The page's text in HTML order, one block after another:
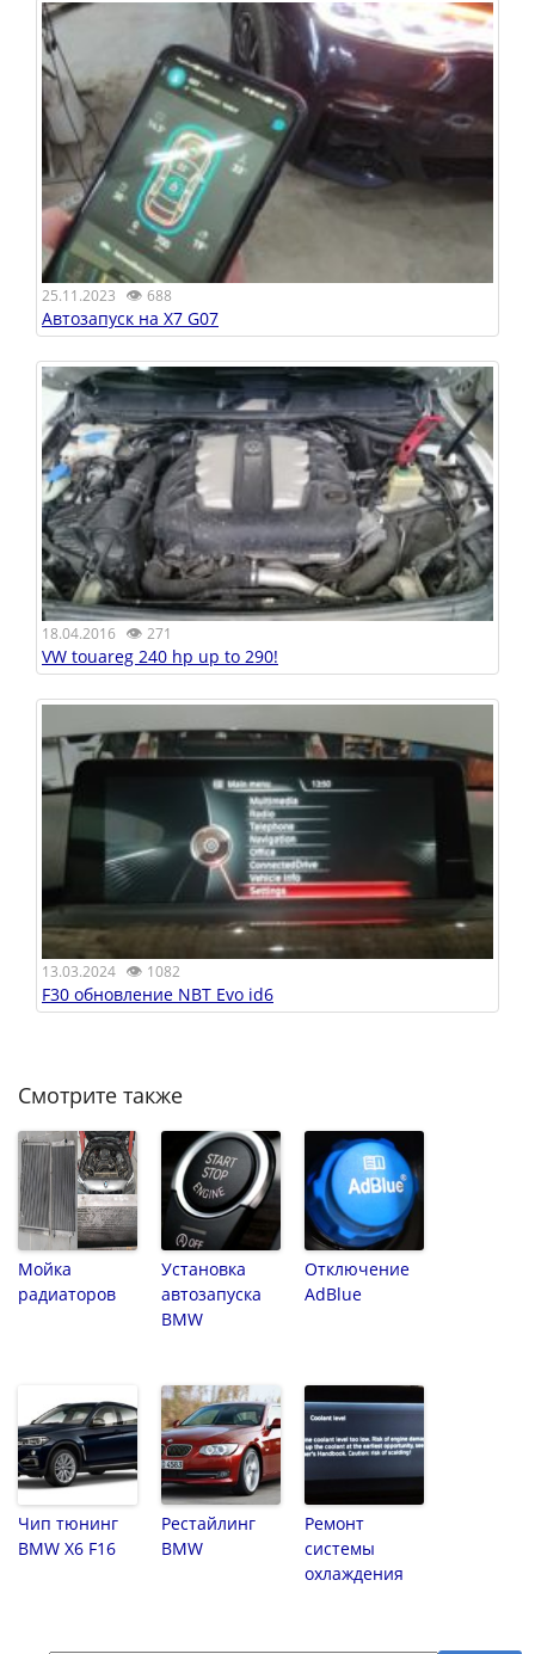
25.11.2023 👁 688
Автозапуск на X7 G07
18.04.2016 👁 271
VW touareg 240 hp up to 290!
13.03.2024 👁 1082
F30 обновление NBT Evo id6
Смотрите также
Мойка
радиаторов
Установка
автозапуска
BMW
Отключение
AdBlue
Чип тюнинг
BMW X6 F16
Рестайлинг
BMW
Ремонт
системы
охлаждения